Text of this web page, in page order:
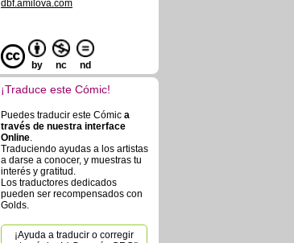
dbf.amilova.com
by nc nd
¡Traduce este Cómic!
Puedes traducir este Cómic a
través de nuestra interface
Online.
Traduciendo ayudas a los artistas
a darse a conocer, y muestras tu
interés y gratitud.
Los traductores dedicados
pueden ser recompensados con
Golds.
¡Ayuda a traducir o corregir